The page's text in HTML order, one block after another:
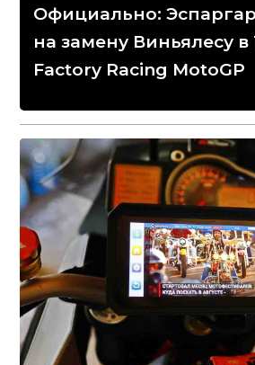
Официально:
на замену Виньялесу в
Factory Racing MotoGP